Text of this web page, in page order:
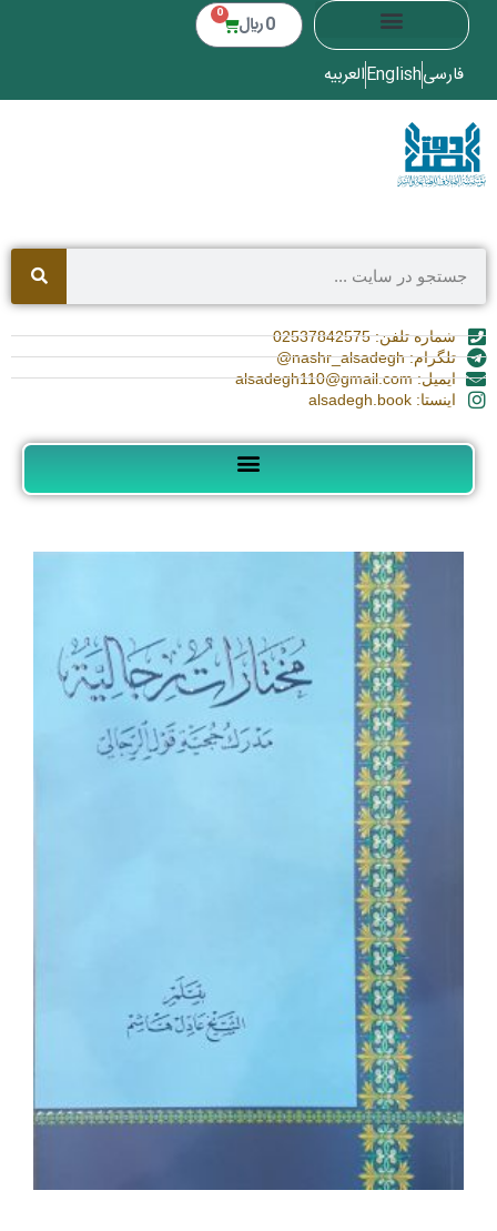
0 ﷼ 0
فارسیEnglishالعربیه
شماره تلفن: 02537842575
تلگرام: nashr_alsadegh@
ایمیل: alsadegh110@gmail.com
اینستا: alsadegh.book